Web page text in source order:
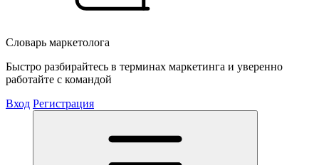
Словарь маркетолога
Быстро разбирайтесь в терминах маркетинга и уверенно
работайте с командой
Вход Регистрация